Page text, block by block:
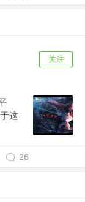
关注
这
26